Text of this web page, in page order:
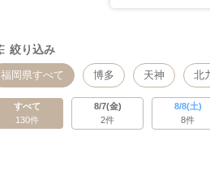
絞り込み
福岡県すべて 博多 天神 北
すべて
130件
8/7(金)
2件
8/8(土)
8件